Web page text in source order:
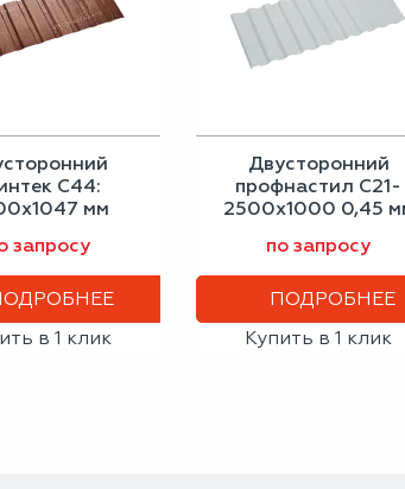
С44:
мм
мм
запросу
в 1 клик
Двусторонний
профнастил С21-
2500х1000 0,45
по запросу
ПОДРОБНЕЕ
Купить в 1 клик